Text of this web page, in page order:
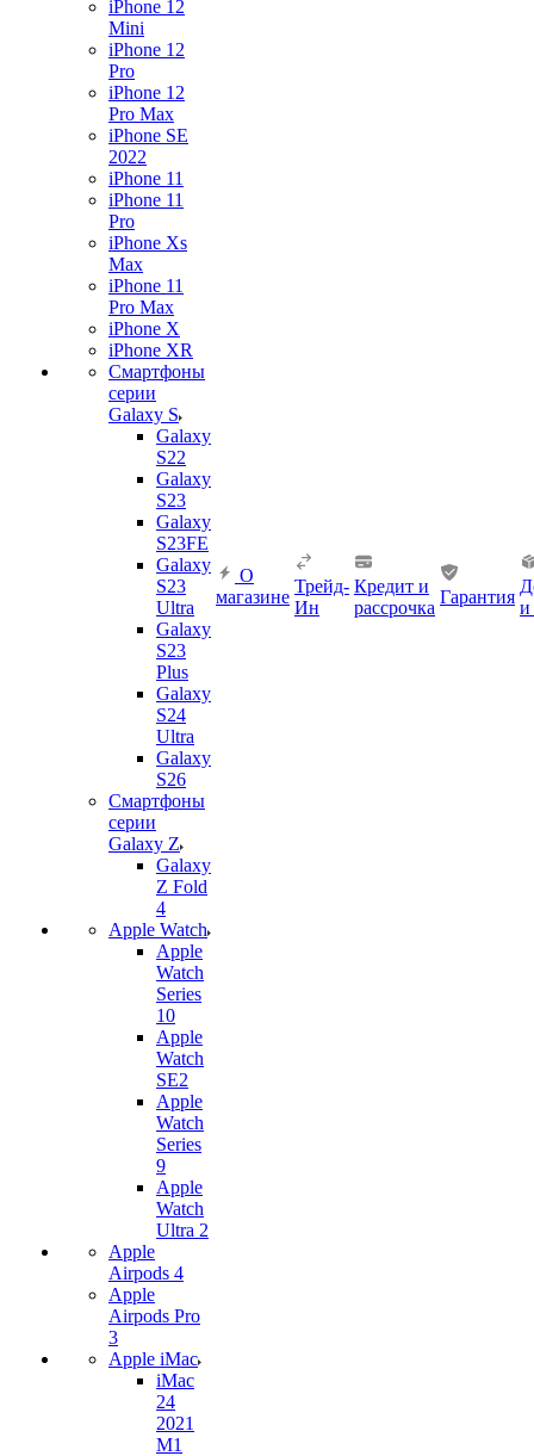
iPhone 12
Mini
iPhone 12
Pro
iPhone 12
Pro Max
iPhone SE
2022
iPhone 11
iPhone 11
Pro
iPhone Xs
Max
iPhone 11
Pro Max
iPhone X
iPhone XR
Смартфоны
серии
Galaxy S
Galaxy
S22
Galaxy
S23
Galaxy
S23FE
Galaxy
S23
Ultra
Galaxy
S23
Plus
Galaxy
S24
Ultra
Galaxy
S26
Смартфоны
серии
Galaxy Z
Galaxy
Z Fold
4
Apple Watch
Apple
Watch
Series
10
Apple
Watch
SE2
Apple
Watch
Series
9
Apple
Watch
Ultra 2
Apple
Airpods 4
Apple
Airpods Pro
3
Apple iMac
iMac
24
2021
M1
О
магазине
Трейд-
Ин
Кредит и
рассрочка
Гарантия
и